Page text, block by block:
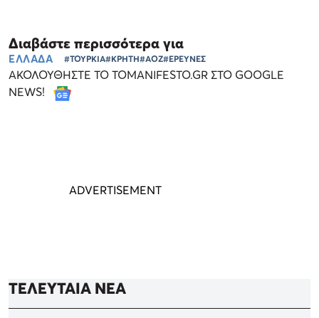
Διαβάστε περισσότερα για
ΕΛΛΑΔΑ #ΤΟΥΡΚΙΑ#ΚΡΗΤΗ#ΑΟΖ#ΕΡΕΥΝΕΣ
ΑΚΟΛΟΥΘΗΣΤΕ ΤΟ TOMANIFESTO.GR ΣΤΟ GOOGLE
NEWS!
ΤΕΛΕΥΤΑΙΑ ΝΕΑ